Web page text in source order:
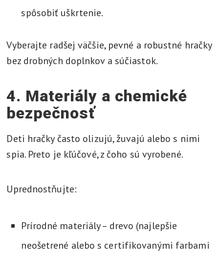
spôsobiť uškrtenie.
Vyberajte radšej väčšie, pevné a robustné hračky
bez drobných doplnkov a súčiastok.
4. Materiály a chemické
bezpečnosť
Deti hračky často olizujú, žuvajú alebo s nimi
spia. Preto je kľúčové, z čoho sú vyrobené.
Uprednostňujte:
Prírodné materiály – drevo (najlepšie
neošetrené alebo s certifikovanými farbami